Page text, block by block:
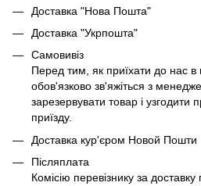
Доставка "Нова Пошта"
Доставка "Укрпошта"
Самовивіз
Перед тим, як приїхати до нас
обов'язково зв'яжіться з
зарезервувати товар і узгодити
приїзду.
Доставка кур'єром Новой Пошти
Післяплата
Комісію перевізнику за